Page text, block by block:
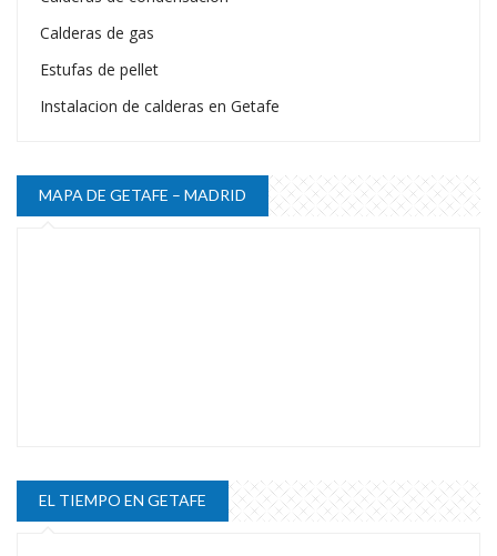
Calderas de gas
Estufas de pellet
Instalacion de calderas en Getafe
MAPA DE GETAFE – MADRID
EL TIEMPO EN GETAFE